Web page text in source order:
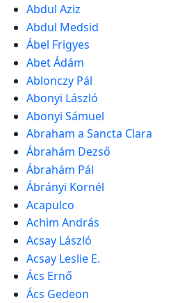
Abdul Aziz
Abdul Medsid
Ábel Frigyes
Abet Ádám
Ablonczy Pál
Abonyi László
Abonyi Sámuel
Abraham a Sancta Clara
Ábrahám Dezső
Ábrahám Pál
Ábrányi Kornél
Acapulco
Achim András
Acsay László
Acsay Leslie E.
Ács Ernő
Ács Gedeon